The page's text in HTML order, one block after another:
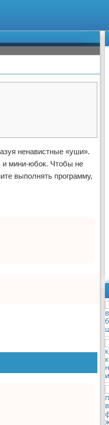
ненавистные «уши».
и мини-юбок. Чтобы не
выполнять программу,